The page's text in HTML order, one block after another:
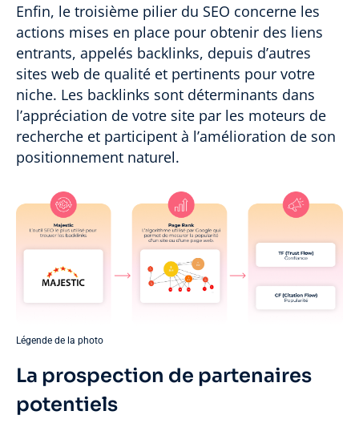
Enfin, le troisième pilier du SEO concerne les
actions mises en place pour obtenir des liens
entrants, appelés backlinks, depuis d’autres
sites web de qualité et pertinents pour votre
niche. Les backlinks sont déterminants dans
l’appréciation de votre site par les moteurs de
recherche et participent à l’amélioration de son
positionnement naturel.
Légende de la photo
La prospection de partenaires
potentiels